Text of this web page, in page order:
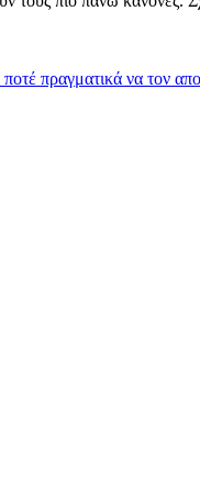
πραγματικά να τον